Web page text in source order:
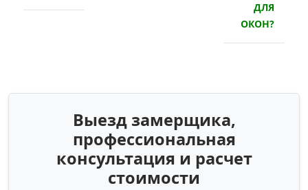
ДЛЯ
ОКОН?
Выезд замерщика,
профессиональная
консультация и расчет
стоимости